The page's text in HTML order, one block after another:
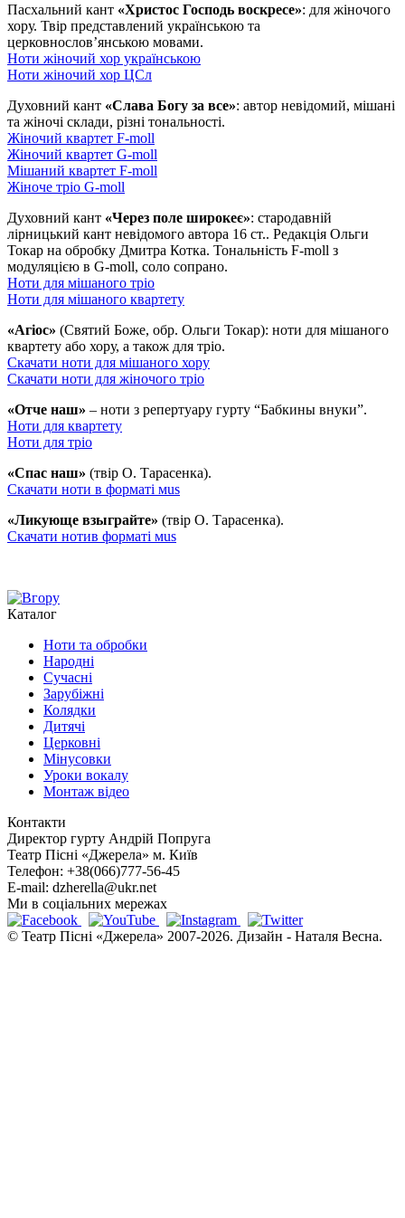
Пасхальний кант «Христос Господь воскресе»: для жіночого
хору. Твір представлений українською та
церковнослов’янською мовами.
Ноти жіночий хор українською
Ноти жіночий хор ЦСл
Духовний кант «Слава Богу за все»: автор невідомий, мішані
та жіночі склади, різні тональності.
Жіночий квартет F-moll
Жіночий квартет G-moll
Мішаний квартет F-moll
Жіноче тріо G-moll
Духовний кант «Через поле широкеє»: стародавній
лірницький кант невідомого автора 16 ст.. Редакція Ольги
Токар на обробку Дмитра Котка. Тональність F-moll з
модуляцією в G-moll, соло сопрано.
Ноти для мішаного тріо
Ноти для мішаного квартету
«Агіос» (Святий Боже, обр. Ольги Токар): ноти для мішаного
квартету або хору, а також для тріо.
Скачати ноти для мішаного хору
Скачати ноти для жіночого тріо
«Отче наш» – ноти з репертуару гурту “Бабкины внуки”.
Ноти для квартету
Ноти для тріо
«Спас наш» (твір О. Тарасенка).
Скачати ноти в форматі мus
«Ликующе взыграйте» (твір О. Тарасенка).
Скачати нотив форматі мus
Каталог
Ноти та обробки
Народні
Сучасні
Зарубіжні
Колядки
Дитячі
Церковні
Мінусовки
Уроки вокалу
Монтаж відео
Контакти
Директор гурту Андрій Попруга
Театр Пісні «Джерела» м. Київ
Телефон: +38(066)777-56-45
E-mail: dzherella@ukr.net
Ми в соціальних мережах
© Театр Пісні «Джерела» 2007-2026. Дизайн - Наталя Весна.